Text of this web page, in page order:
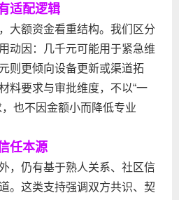
适配逻辑
大额资金看重结构。我们区分
动因：几千元可能用于紧急维
则更倾向设备更新或渠道拓
料要求与审批维度，不以“一
也不因金额小而降低专业
任本源
，仍有基于熟人关系、社区信
。这类支持强调双方共识、契